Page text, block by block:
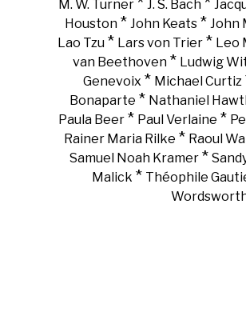
M. W. Turner
J. S. Bach
Houston* John Keats* John
Lao Tzu* Lars von Trier* Leo
van Beethoven* Ludwig
Genevoix * Michael Curtiz
Bonaparte * Nathaniel
Paula Beer* Paul Verlaine *
Rainer Maria Rilke * Raoul
Samuel Noah Kramer*
Malick * Théophile